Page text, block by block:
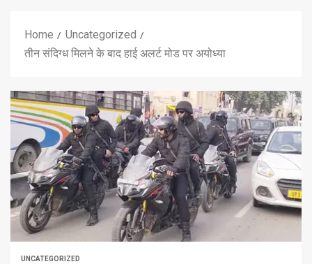
Home
Uncategorized
तीन संदिग्ध मिलने के बाद हाई अलर्ट मोड पर अयोध्या
UNCATEGORIZED